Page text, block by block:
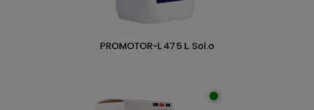
PROMOTOR-L 47 5 L. Sol.o